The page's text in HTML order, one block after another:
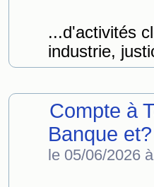
...d'activités
industrie,
Compte à
Banque et?
le 05/06/2026